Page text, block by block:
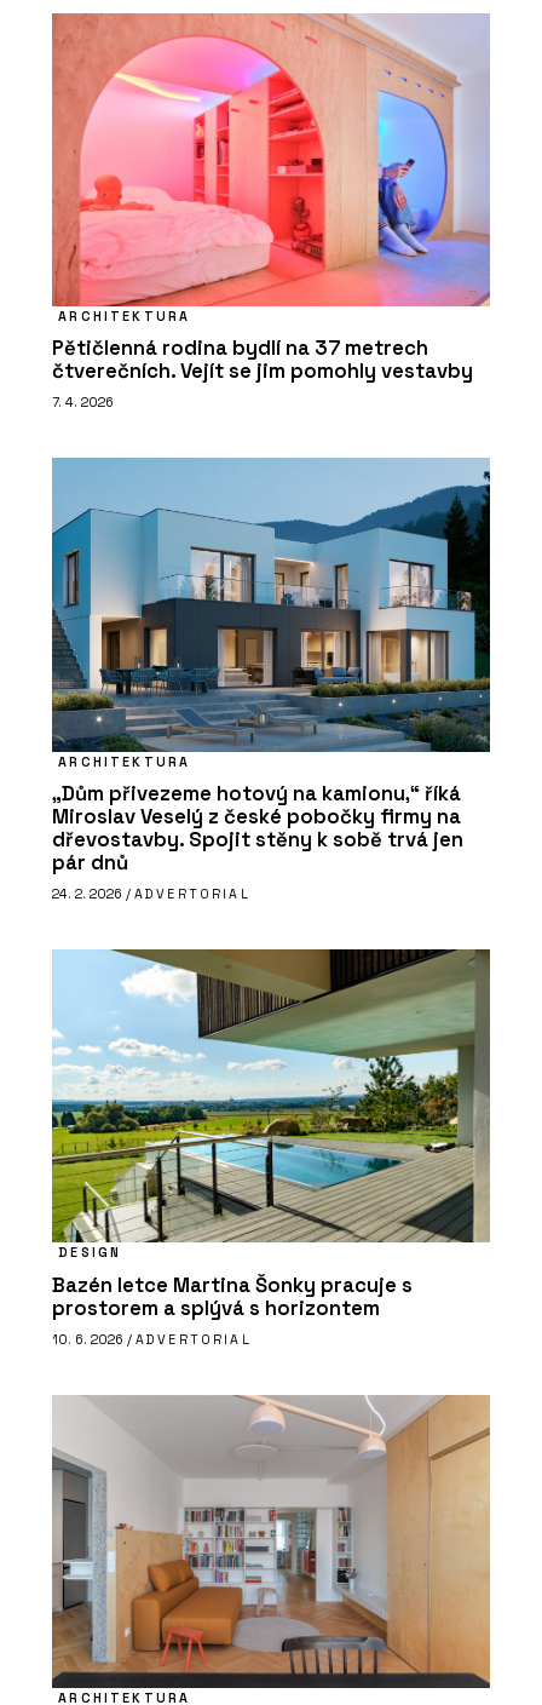
ARCHITEKTURA
Pětičlenná rodina bydlí na 37 metrech
čtverečních. Vejít se jim pomohly vestavby
7. 4. 2026
ARCHITEKTURA
„Dům přivezeme hotový na kamionu,“ říká
Miroslav Veselý z české pobočky firmy na
dřevostavby. Spojit stěny k sobě trvá jen
pár dnů
24. 2. 2026 / ADVERTORIAL
DESIGN
Bazén letce Martina Šonky pracuje s
prostorem a splývá s horizontem
10. 6. 2026 / ADVERTORIAL
ARCHITEKTURA